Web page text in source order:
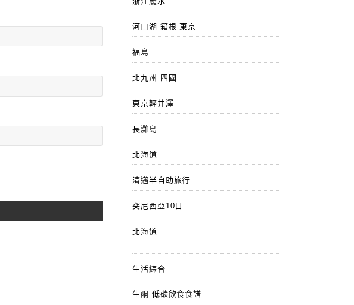
河口湖 箱根 東京
福島
北九州 四國
東京輕井澤
長灘島
北海道
清邁半自助旅行
突尼西亞10日
北海道
生活綜合
生酮 低碳飲食食譜